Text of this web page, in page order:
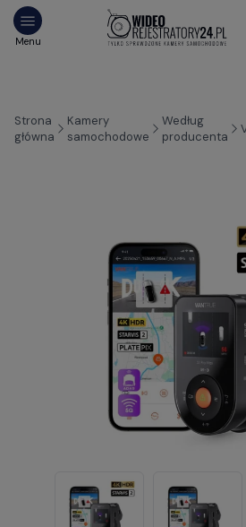
Strona
główna
Kamery
samochodowe
Według
producenta